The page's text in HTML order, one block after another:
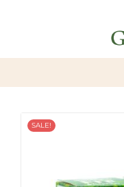
SALE!